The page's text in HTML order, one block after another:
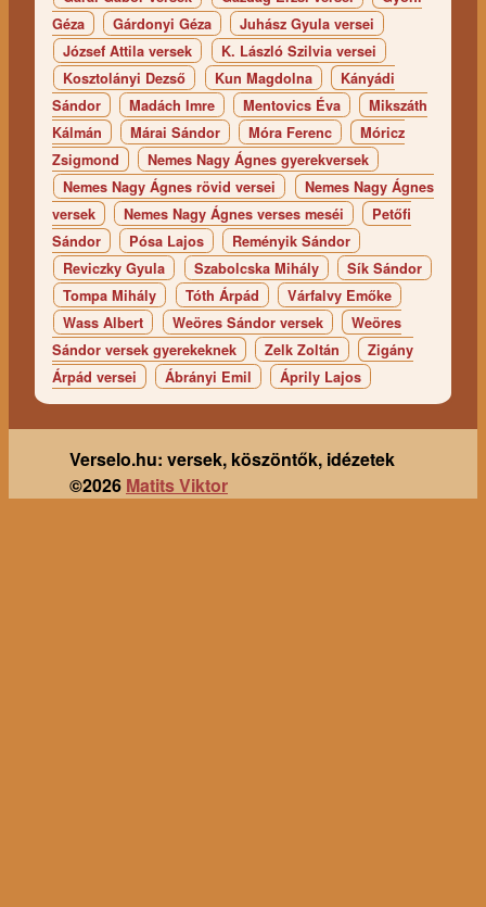
Géza
Gárdonyi Géza
Juhász Gyula versei
József Attila versek
K. László Szilvia versei
Kosztolányi Dezső
Kun Magdolna
Kányádi
Sándor
Madách Imre Mentovics Éva
Mikszáth
Kálmán
Márai Sándor Móra Ferenc
Móricz
Zsigmond
Nemes Nagy Ágnes gyerekversek
Nemes Nagy Ágnes rövid versei
Nemes Nagy Ágnes
versek
Nemes Nagy Ágnes verses meséi
Petőfi
Sándor
Pósa Lajos
Reményik Sándor
Reviczky Gyula
Szabolcska Mihály
Sík Sándor
Tompa Mihály
Tóth Árpád
Várfalvy Emőke
Wass Albert
Weöres Sándor versek
Weöres
Sándor versek gyerekeknek
Zelk Zoltán
Zigány
Árpád versei
Ábrányi Emil Áprily Lajos
Verselo.hu: versek, köszöntők, idézetek
©2026 Matits Viktor